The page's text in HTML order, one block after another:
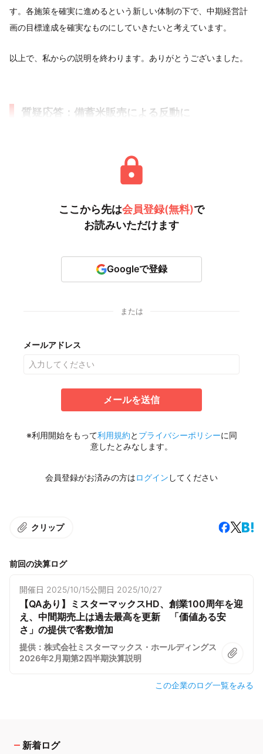
す。各施策を確実に進めるという新しい体制の下で、中期経営計
画の目標達成を確実なものにしていきたいと考えています。
以上で、私からの説明を終わります。ありがとうございました。
質疑応答：備蓄米販売による反動に
ここから先は会員登録(無料)で
お読みいただけます
Googleで登録
または
メールアドレス
メールを送信
※利用開始をもって利用規約と プライバシーポリシーに同
意したとみなします。
会員登録がお済みの方はログイン してください
クリップ
前回の決算ログ
開催日 2025/10/15公開日 2025/10/27
【QAあり】ミスターマックスHD、創業100周年を迎
え、中間期売上は過去最高を更新 「価値ある安
さ」の提供で客数増加
提供：株式会社ミスターマックス・ホールディングス
2026年2月期第2四半期決算説明
この企業のログ一覧をみる
新着ログ